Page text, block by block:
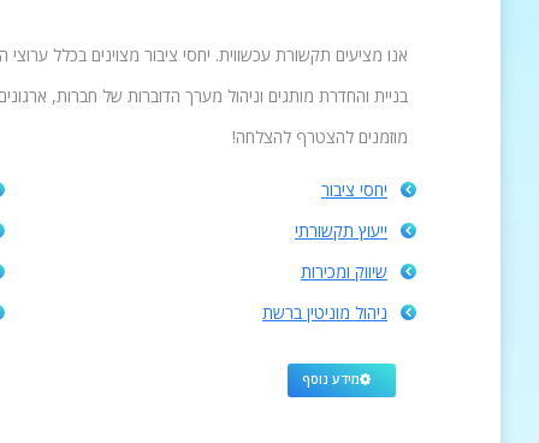
אנו מציעים תקשורת עכשווית. יחסי ציבור מצוינים בכלל
בניית והחדרת מותגים וניהול מערך הדוברות של חברות,
מוזמנים להצטרף להצלחה!
יחסי ציבור
ייעוץ תקשורתי
שיווק ומכירות
ניהול מוניטין ברשת
מידע נוסף